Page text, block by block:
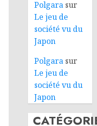
Polgara sur
Le jeu de
société vu du
Japon
Polgara sur
Le jeu de
société vu du
Japon